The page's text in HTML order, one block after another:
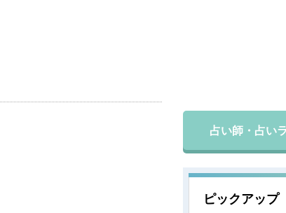
占い師・占い
ピックアップ